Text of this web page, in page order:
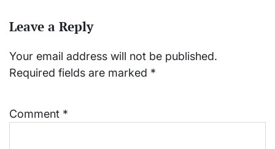
Leave a Reply
Your email address will not be published.
Required fields are marked *
Comment *